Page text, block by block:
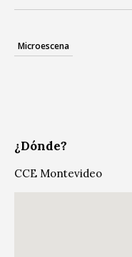
Microescena
¿Dónde?
CCE Montevideo